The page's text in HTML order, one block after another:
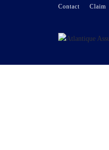
Contact Claim